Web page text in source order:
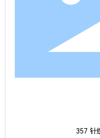
357 针